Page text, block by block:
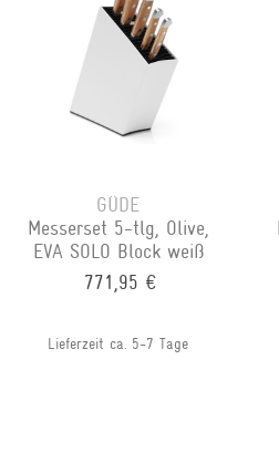
GÜDE
Messerset 5-tlg, Olive,
EVA SOLO Block weiß
771,95 €
Lieferzeit ca. 5-7 Tage